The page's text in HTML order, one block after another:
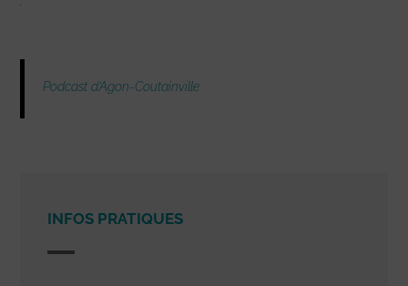
Podcast d’Agon-Coutainville
INFOS PRATIQUES